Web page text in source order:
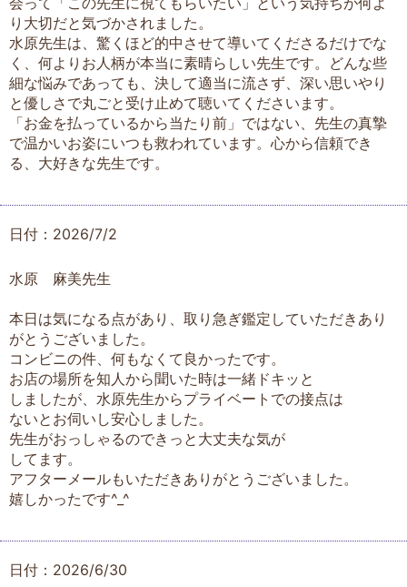
り大切だと気づかされました。
水原先生は、驚くほど的中させて導いてくださるだけでな
く、何よりお人柄が本当に素晴らしい先生です。どんな些
細な悩みであっても、決して適当に流さず、深い思いやり
と優しさで丸ごと受け止めて聴いてくださいます。
「お金を払っているから当たり前」ではない、先生の真摯
で温かいお姿にいつも救われています。心から信頼でき
る、大好きな先生です。
日付：2026/7/2
水原 麻美先生
本日は気になる点があり、取り急ぎ鑑定していただきあり
がとうございました。
コンビニの件、何もなくて良かったです。
お店の場所を知人から聞いた時は一緒ドキッと
しましたが、水原先生からプライベートでの接点は
ないとお伺いし安心しました。
先生がおっしゃるのできっと大丈夫な気が
してます。
アフターメールもいただきありがとうございました。
嬉しかったです^_^
日付：2026/6/30